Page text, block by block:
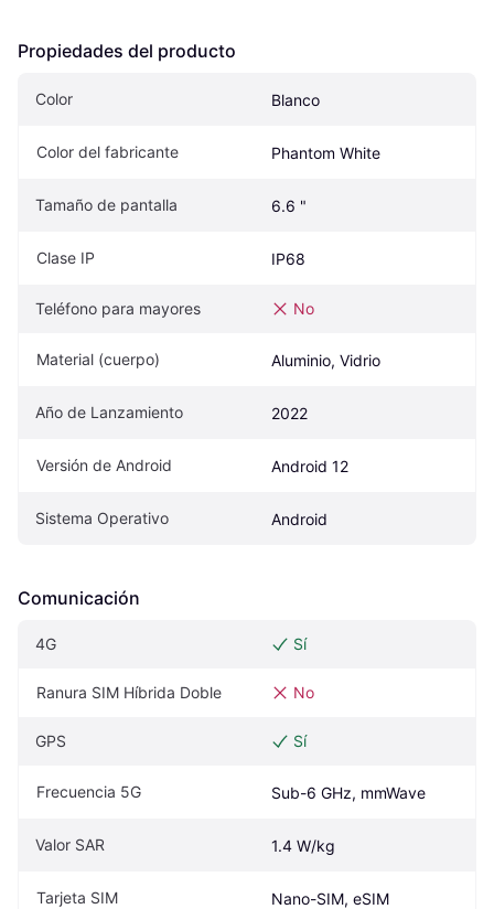
Propiedades del producto
Color Blanco
Color del fabricante Phantom White
Tamaño de pantalla 6.6 "
Clase IP IP68
Teléfono para mayores No
Material (cuerpo) Aluminio, Vidrio
Año de Lanzamiento 2022
Versión de Android Android 12
Sistema Operativo Android
Comunicación
4G Sí
Ranura SIM Híbrida Doble No
GPS Sí
Frecuencia 5G Sub-6 GHz, mmWave
Valor SAR 1.4 W/kg
Tarjeta SIM Nano-SIM, eSIM